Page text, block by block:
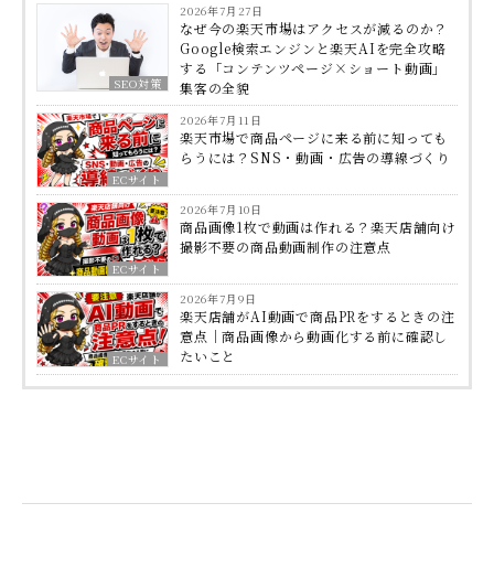
SEO対策
2026年7月27日
なぜ今の楽天市場はアクセスが減るのか？
Google検索エンジンと楽天AIを完全攻略
する「コンテンツページ×ショート動画」
集客の全貌
ECサイト
2026年7月11日
楽天市場で商品ページに来る前に知っても
らうには？SNS・動画・広告の導線づくり
ECサイト
2026年7月10日
商品画像1枚で動画は作れる？楽天店舗向け
撮影不要の商品動画制作の注意点
ECサイト
2026年7月9日
楽天店舗がAI動画で商品PRをするときの注
意点｜商品画像から動画化する前に確認し
たいこと